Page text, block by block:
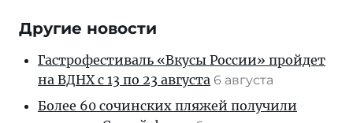
Другие новости
Гастрофестиваль «Вкусы России» пройдет
на ВДНХ с 13 по 23 августа 6 августа
Более 60 сочинских пляжей получили